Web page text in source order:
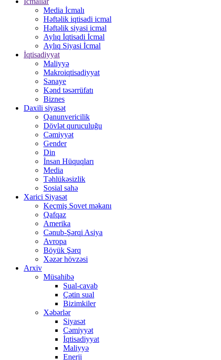
Media İcmalı
Həftəlik iqtisadi icmal
Həftəlik siyasi icmal
Aylıq İqtisadi İcmal
Aylıq Siyasi İcmal
İqtisadiyyat
Maliyyə
Makroiqtisadiyyat
Sənaye
Kənd təsərrüfatı
Biznes
Daxili siyasət
Qanunvericilik
Dövlət quruculuğu
Cəmiyyət
Gender
Din
İnsan Hüquqları
Media
Təhlükəsizlik
Sosial sahə
Xarici Siyasət
Keçmiş Sovet məkanı
Qafqaz
Amerika
Cənub-Şərqi Asiya
Avropa
Böyük Şərq
Xəzər hövzəsi
Arxiv
Müsahibə
Sual-cavab
Çətin sual
Bizimkiler
Xəbərlər
Siyasət
Cəmiyyət
İqtisadiyyat
Maliyyə
Enerji